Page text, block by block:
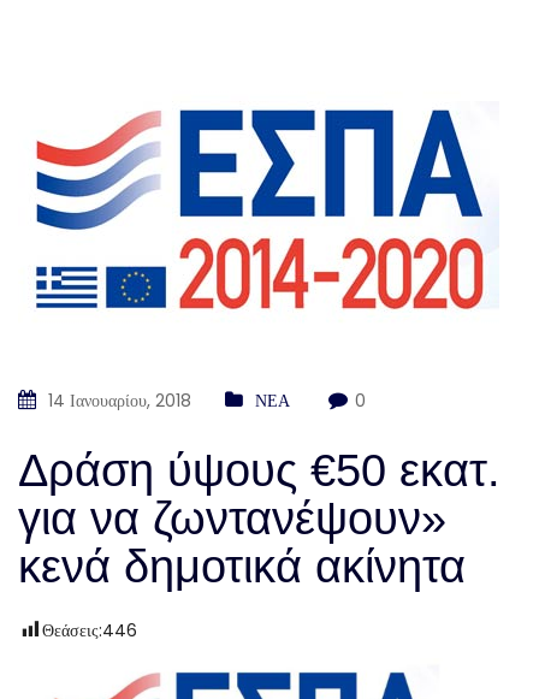
14 Ιανουαρίου, 2018 ΝΕΑ 0
Δράση ύψους €50 εκατ.
για να ζωντανέψουν»
κενά δημοτικά ακίνητα
Θεάσεις:446